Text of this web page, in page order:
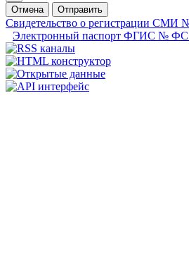
Отмена
Отправить
Свидетельство о регистрации СМИ
Электронный паспорт ФГИС №